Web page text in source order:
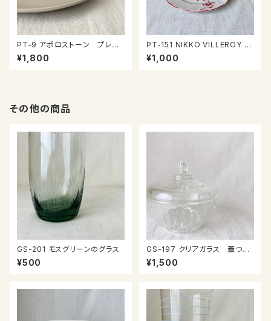
PT-9 アポロストーン プレー
ト
¥1,800
PT-151 NIKKO VILLEROY &
BOCH Wネームプレート
¥1,000
その他の商品
GS-201 モスグリーンのグラス
¥500
GS-197 クリアガラス 蓋つき
小物入れ
¥1,500